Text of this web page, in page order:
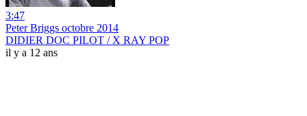
3:47
Peter Briggs octobre 2014
DIDIER DOC PILOT / X RAY POP
il y a 12 ans